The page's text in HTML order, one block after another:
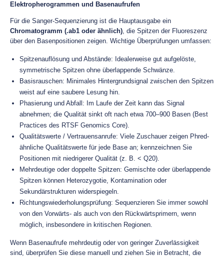
Elektropherogrammen und Basenaufrufen
Für die Sanger-Sequenzierung ist die Hauptausgabe ein
Chromatogramm (.ab1 oder ähnlich), die Spitzen der Fluoreszenz
über den Basenpositionen zeigen. Wichtige Überprüfungen umfassen:
Spitzenauflösung und Abstände: Idealerweise gut aufgelöste,
symmetrische Spitzen ohne überlappende Schwänze.
Basisrauschen: Minimales Hintergrundsignal zwischen den Spitzen
weist auf eine saubere Lesung hin.
Phasierung und Abfall: Im Laufe der Zeit kann das Signal
abnehmen; die Qualität sinkt oft nach etwa 700–900 Basen (Best
Practices des RTSF Genomics Core).
Qualitätswerte / Vertrauensanrufe: Viele Zuschauer zeigen Phred-
ähnliche Qualitätswerte für jede Base an; kennzeichnen Sie
Positionen mit niedrigerer Qualität (z. B. < Q20).
Mehrdeutige oder doppelte Spitzen: Gemischte oder überlappende
Spitzen können Heterozygotie, Kontamination oder
Sekundärstrukturen widerspiegeln.
Richtungswiederholungsprüfung: Sequenzieren Sie immer sowohl
von den Vorwärts- als auch von den Rückwärtsprimern, wenn
möglich, insbesondere in kritischen Regionen.
Wenn Basenaufrufe mehrdeutig oder von geringer Zuverlässigkeit
sind, überprüfen Sie diese manuell und ziehen Sie in Betracht, die